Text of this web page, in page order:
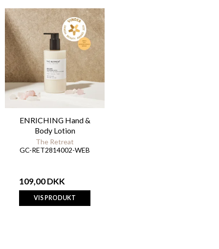
ENRICHING Hand &
Body Lotion
The Retreat
GC-RET2814002-WEB
109,00 DKK
VIS PRODUKT